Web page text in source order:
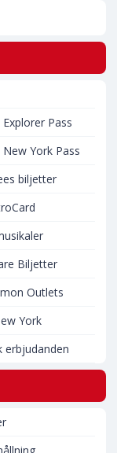
Pass
York Pass
biljetter
Biljetter
Outlets
York
erbjudanden